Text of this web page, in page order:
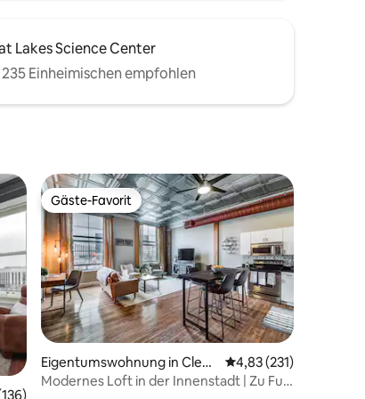
Lakes Science Center
Einheimischen empfohlen
Bewertung: 4,92 von 5, 136 Bewertungen
Gäste-Favorit
Gäste-Favorit
Eigentumswohnung in Cleve
land
Durchschnittliche
4,83 (231)
Modernes Loft in der Innenstadt | Zu Fuß